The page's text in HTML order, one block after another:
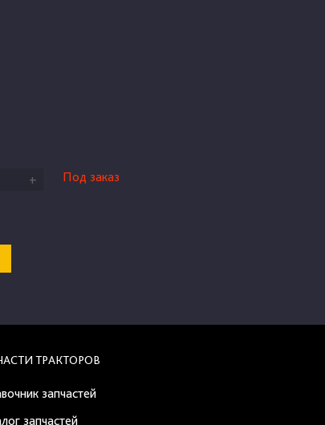
+ Под заказ
ТРАКТОРОВ
запчастей
запчастей